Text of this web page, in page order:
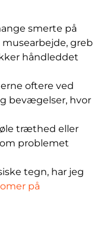
smerte på
greb
håndleddet
oftere ved
bevægelser, hvor
træthed eller
problemet
tegn, har jeg
på